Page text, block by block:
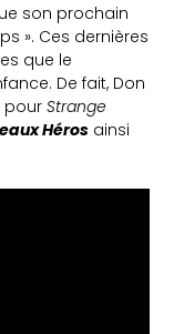
son prochain
». Ces dernières
que le
De fait, Don
pourStrange
Héros ainsi